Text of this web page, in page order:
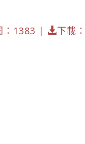
：1383 | 下載：